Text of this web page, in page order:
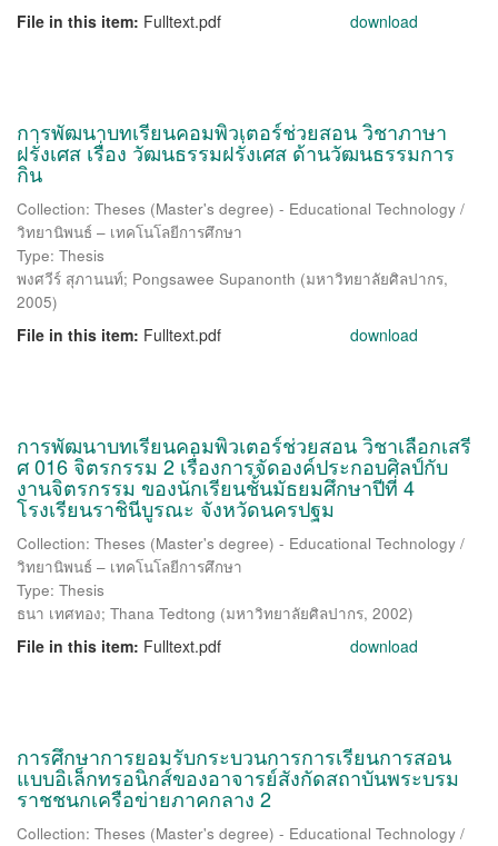
File in this item: Fulltext.pdf download
การพัฒนาบทเรียนคอมพิวเตอร์ช่วยสอน วิชาภาษา
ฝรั่งเศส เรื่อง วัฒนธรรมฝรั่งเศส ด้านวัฒนธรรมการ
กิน
Collection: Theses (Master's degree) - Educational Technology /
วิทยานิพนธ์ – เทคโนโลยีการศึกษา
Type: Thesis
พงศวีร์ สุภานนท์; Pongsawee Supanonth (มหาวิทยาลัยศิลปากร,
2005)
File in this item: Fulltext.pdf download
การพัฒนาบทเรียนคอมพิวเตอร์ช่วยสอน วิชาเลือกเสรี
ศ 016 จิตรกรรม 2 เรื่องการจัดองค์ประกอบศิลป์กับ
งานจิตรกรรม ของนักเรียนชั้นมัธยมศึกษาปีที่ 4
โรงเรียนราชินีบูรณะ จังหวัดนครปฐม
Collection: Theses (Master's degree) - Educational Technology /
วิทยานิพนธ์ – เทคโนโลยีการศึกษา
Type: Thesis
ธนา เทศทอง; Thana Tedtong (มหาวิทยาลัยศิลปากร, 2002)
File in this item: Fulltext.pdf download
การศึกษาการยอมรับกระบวนการการเรียนการสอน
แบบอิเล็กทรอนิกส์ของอาจารย์สังกัดสถาบันพระบรม
ราชชนกเครือข่ายภาคกลาง 2
Collection: Theses (Master's degree) - Educational Technology /